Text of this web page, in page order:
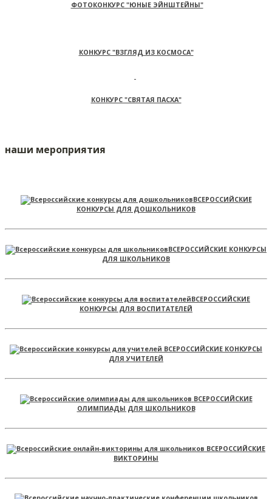
ФОТОКОНКУРС "ЮНЫЕ ЭЙНШТЕЙНЫ"
КОНКУРС "ВЗГЛЯД ИЗ КОСМОСА"
КОНКУРС "СВЯТАЯ ПАСХА"
наши мероприятия
ВСЕРОССИЙСКИЕ
КОНКУРСЫ ДЛЯ ДОШКОЛЬНИКОВ
ВСЕРОССИЙСКИЕ КОНКУРСЫ
ДЛЯ ШКОЛЬНИКОВ
ВСЕРОССИЙСКИЕ
КОНКУРСЫ ДЛЯ ВОСПИТАТЕЛЕЙ
ВСЕРОССИЙСКИЕ КОНКУРСЫ
ДЛЯ УЧИТЕЛЕЙ
ВСЕРОССИЙСКИЕ
ОЛИМПИАДЫ ДЛЯ ШКОЛЬНИКОВ
ВСЕРОССИЙСКИЕ
ВИКТОРИНЫ